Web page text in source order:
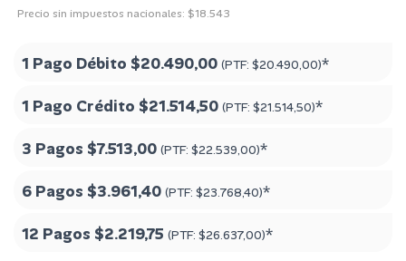
Precio sin impuestos nacionales: $18.543
1 Pago Débito $20.490,00 (PTF: $20.490,00)*
1 Pago Crédito $21.514,50 (PTF: $21.514,50)*
3 Pagos $7.513,00 (PTF: $22.539,00)*
6 Pagos $3.961,40 (PTF: $23.768,40)*
12 Pagos $2.219,75 (PTF: $26.637,00)*